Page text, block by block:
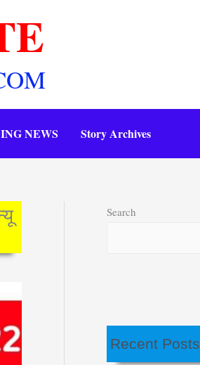
NEWS Story Archives
Search
Recent Posts